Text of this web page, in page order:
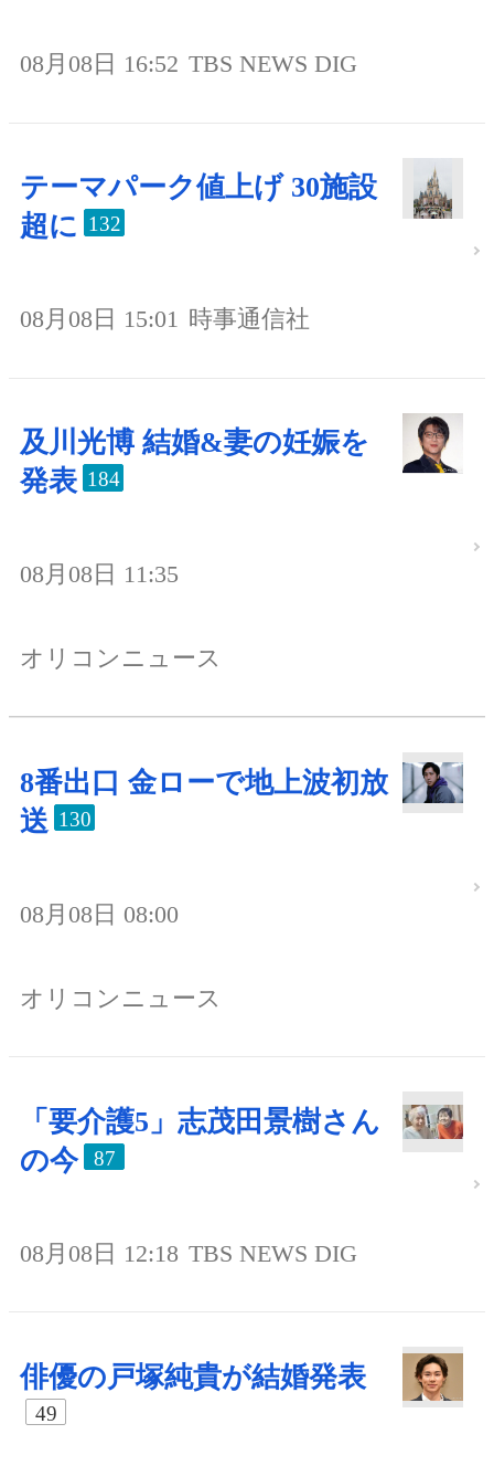
08月08日 16:52 TBS NEWS DIG
テーマパーク値上げ 30施設
超に 132
08月08日 15:01 時事通信社
及川光博 結婚&妻の妊娠を
発表 184
08月08日 11:35
オリコンニュース
8番出口 金ローで地上波初放
送 130
08月08日 08:00
オリコンニュース
「要介護5」志茂田景樹さん
の今
87
08月08日 12:18 TBS NEWS DIG
俳優の戸塚純貴が結婚発表
49